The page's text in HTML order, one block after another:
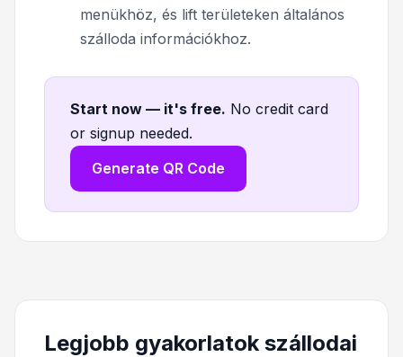
menükhöz, és lift területeken általános
szálloda információkhoz.
Start now — it's free. No credit card
or signup needed.
Generate QR Code
Legjobb gyakorlatok szállodai